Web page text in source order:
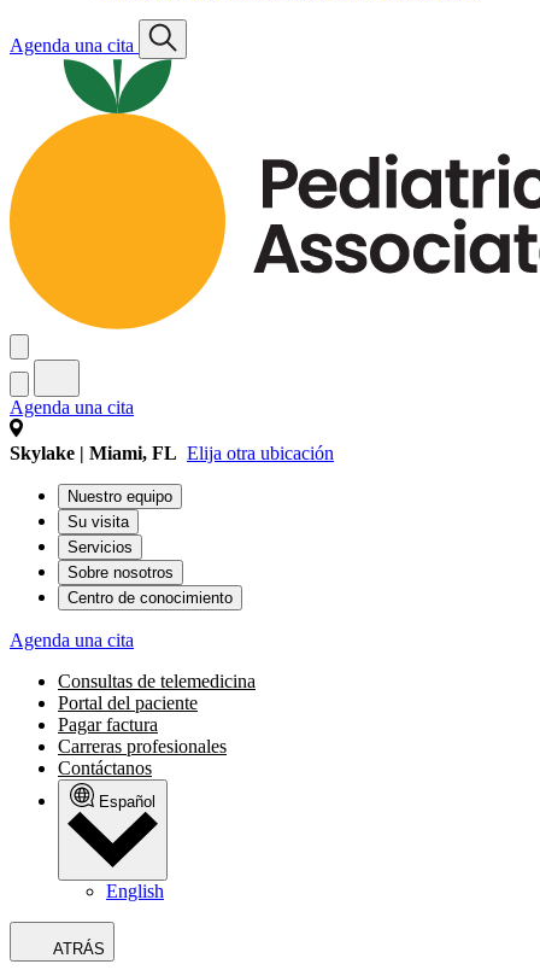
Agenda una cita
Agenda una cita
Skylake | Miami, FL Elija otra ubicación
Nuestro equipo
Su visita
Servicios
Sobre nosotros
Centro de conocimiento
Agenda una cita
Consultas de telemedicina
Portal del paciente
Pagar factura
Carreras profesionales
Contáctanos
Español
English
ATRÁS